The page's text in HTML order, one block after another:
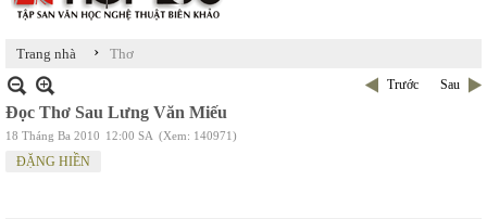
Trang nhà › Thơ
Trước Sau
Đọc Thơ Sau Lưng Văn Miếu
18 Tháng Ba 2010 12:00 SA (Xem: 140971)
ĐẶNG HIỀN